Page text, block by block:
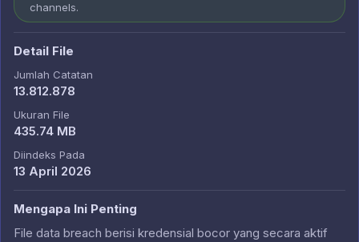
channels.
Detail File
Jumlah Catatan
13.812.878
Ukuran File
435.74 MB
Diindeks Pada
13 April 2026
Mengapa Ini Penting
File data breach berisi kredensial bocor yang secara aktif